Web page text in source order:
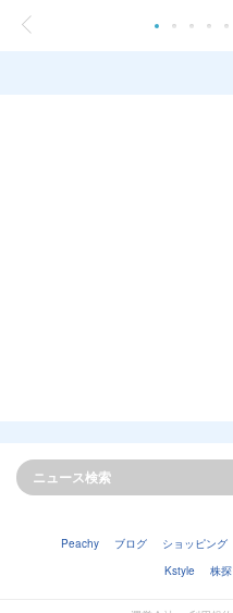
Peachy ブログ ショッピング
Kstyle
株探